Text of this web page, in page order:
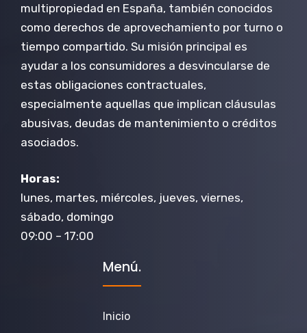
multipropiedad en España, también conocidos
como derechos de aprovechamiento por turno o
tiempo compartido. Su misión principal es
ayudar a los consumidores a desvincularse de
estas obligaciones contractuales,
especialmente aquellas que implican cláusulas
abusivas, deudas de mantenimiento o créditos
asociados.
Horas:
lunes, martes, miércoles, jueves, viernes,
sábado, domingo
09:00 – 17:00
Menú.
Inicio